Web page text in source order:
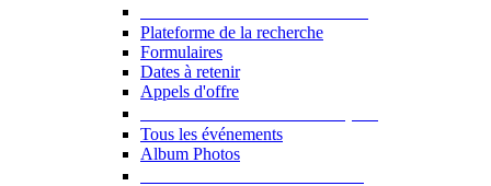
Plateforme de la recherche
Formulaires
Dates à retenir
Appels d'offre
Tous les événements
Album Photos